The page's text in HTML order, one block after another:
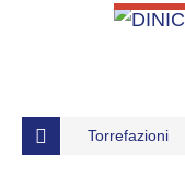
Torrefazioni